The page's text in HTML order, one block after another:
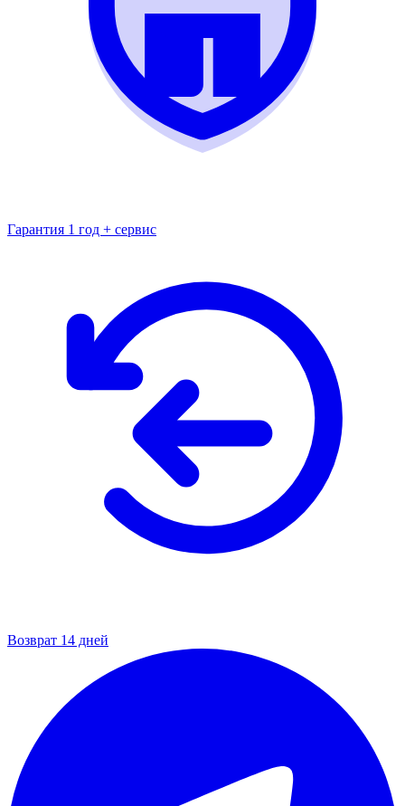
Гарантия 1 год + сервис
Возврат 14 дней